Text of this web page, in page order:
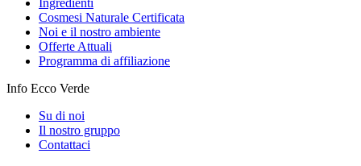
Cosmesi Naturale Certificata
Noi e il nostro ambiente
Offerte Attuali
Programma di affiliazione
Info Ecco Verde
Su di noi
Il nostro gruppo
Contattaci